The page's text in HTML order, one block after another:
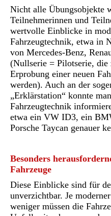
Nicht alle Übungsobjekte
Teilnehmerinnen und
wertvolle Einblicke in
Fahrzeugtechnik, etwa in
von Mercedes-Benz,
(Nullserie = Pilotserie, die
Erprobung einer neuen
werden). Auch an der
„Erklärstation“ konnte
Fahrzeugtechnik
etwa ein VW ID3, ein
Porsche Taycan genauer
Besonders
Fahrzeuge
Diese Einblicke sind für
unverzichtbar. Je
weniger müssen die